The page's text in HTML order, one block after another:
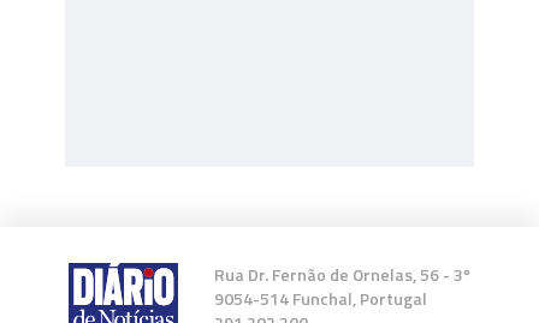
Rua Dr. Fernão de Ornelas, 56 - 3º
9054-514 Funchal, Portugal